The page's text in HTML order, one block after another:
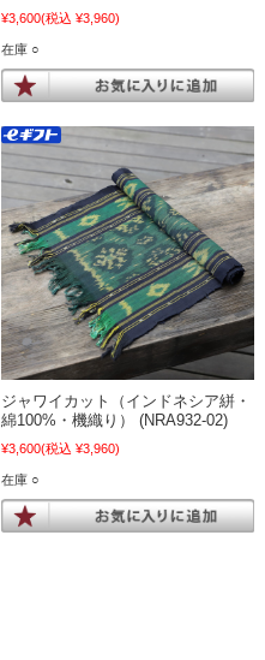
¥3,600(税込 ¥3,960)
在庫 ○
ジャワイカット（インドネシア絣・
綿100%・機織り） (NRA932-02)
¥3,600(税込 ¥3,960)
在庫 ○